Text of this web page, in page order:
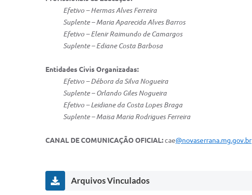
Efetivo – Hermas Alves Ferreira
Suplente – Maria Aparecida Alves Barros
Efetivo – Elenir Raimundo de Camargos
Suplente – Ediane Costa Barbosa
Entidades Civis Organizadas:
Efetivo – Débora da Silva Nogueira
Suplente – Orlando Giles Nogueira
Efetivo – Leidiane da Costa Lopes Braga
Suplente – Maisa Maria Rodrigues Ferreira
CANAL DE COMUNICAÇÃO OFICIAL:cae@novaserrana.mg.gov.br
Arquivos Vinculados